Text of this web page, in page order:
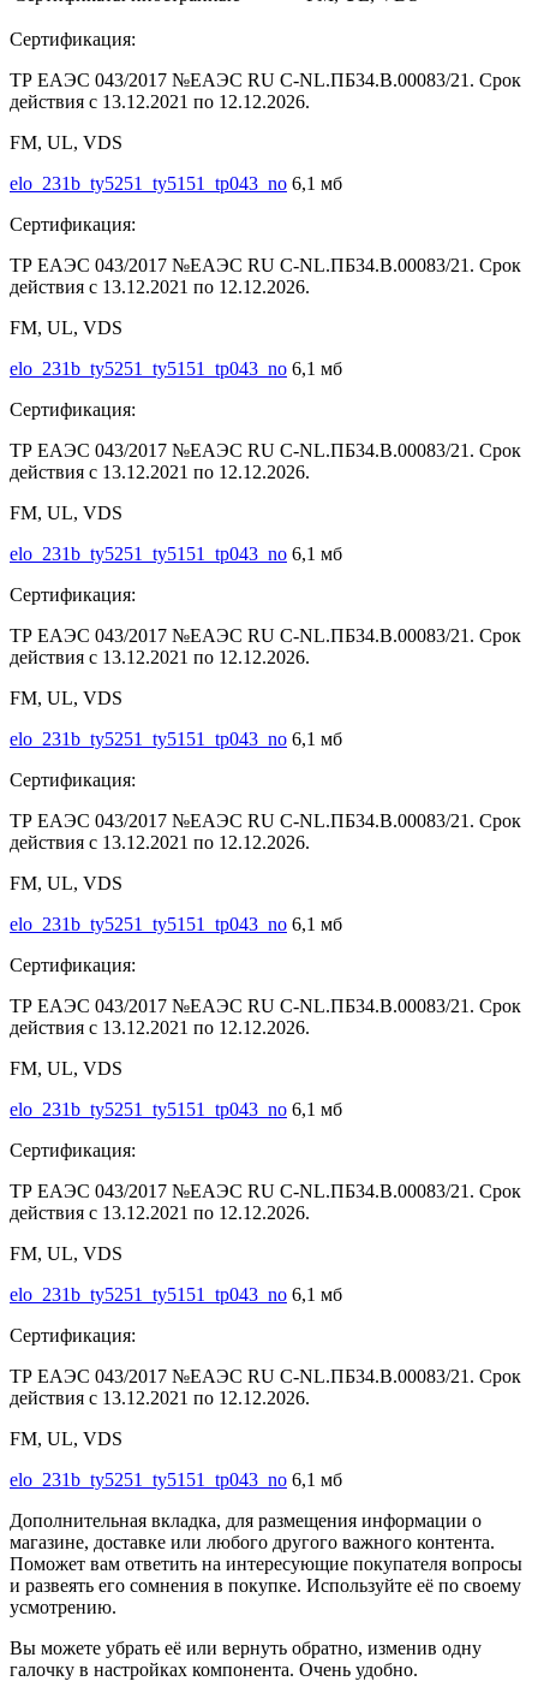
Сертификация:
ТР ЕАЭС 043/2017 №ЕАЭС RU C-NL.ПБ34.В.00083/21. Срок
действия с 13.12.2021 по 12.12.2026.
FM, UL, VDS
elo_231b_ty5251_ty5151_tp043_no 6,1 мб
Сертификация:
ТР ЕАЭС 043/2017 №ЕАЭС RU C-NL.ПБ34.В.00083/21. Срок
действия с 13.12.2021 по 12.12.2026.
FM, UL, VDS
elo_231b_ty5251_ty5151_tp043_no 6,1 мб
Сертификация:
ТР ЕАЭС 043/2017 №ЕАЭС RU C-NL.ПБ34.В.00083/21. Срок
действия с 13.12.2021 по 12.12.2026.
FM, UL, VDS
elo_231b_ty5251_ty5151_tp043_no 6,1 мб
Сертификация:
ТР ЕАЭС 043/2017 №ЕАЭС RU C-NL.ПБ34.В.00083/21. Срок
действия с 13.12.2021 по 12.12.2026.
FM, UL, VDS
elo_231b_ty5251_ty5151_tp043_no 6,1 мб
Сертификация:
ТР ЕАЭС 043/2017 №ЕАЭС RU C-NL.ПБ34.В.00083/21. Срок
действия с 13.12.2021 по 12.12.2026.
FM, UL, VDS
elo_231b_ty5251_ty5151_tp043_no 6,1 мб
Сертификация:
ТР ЕАЭС 043/2017 №ЕАЭС RU C-NL.ПБ34.В.00083/21. Срок
действия с 13.12.2021 по 12.12.2026.
FM, UL, VDS
elo_231b_ty5251_ty5151_tp043_no 6,1 мб
Сертификация:
ТР ЕАЭС 043/2017 №ЕАЭС RU C-NL.ПБ34.В.00083/21. Срок
действия с 13.12.2021 по 12.12.2026.
FM, UL, VDS
elo_231b_ty5251_ty5151_tp043_no 6,1 мб
Сертификация:
ТР ЕАЭС 043/2017 №ЕАЭС RU C-NL.ПБ34.В.00083/21. Срок
действия с 13.12.2021 по 12.12.2026.
FM, UL, VDS
elo_231b_ty5251_ty5151_tp043_no 6,1 мб
Дополнительная вкладка, для размещения информации о
магазине, доставке или любого другого важного контента.
Поможет вам ответить на интересующие покупателя вопросы
и развеять его сомнения в покупке. Используйте её по своему
усмотрению.
Вы можете убрать её или вернуть обратно, изменив одну
галочку в настройках компонента. Очень удобно.